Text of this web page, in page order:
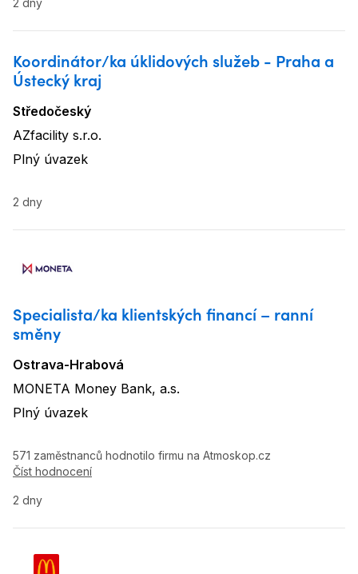
2 dny
Koordinátor/ka úklidových služeb - Praha a
Ústecký kraj
Lokalita:
Středočeský
Název firmy:
AZfacility s.r.o.
Typ úvazku:
Plný úvazek
2 dny
Specialista/ka klientských financí – ranní
směny
Lokalita:
Ostrava-Hrabová
Název firmy :
MONETA Money Bank, a.s.
Typ úvazku:
Plný úvazek
571 zaměstnanců hodnotilo firmu na Atmoskop.cz
Číst hodnocení
2 dny